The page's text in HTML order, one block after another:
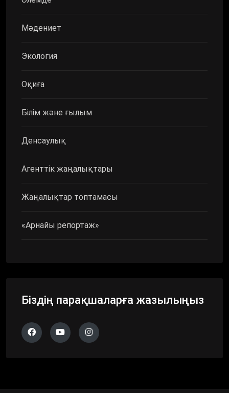
Мәдениет
Экология
Оқиға
Білім және ғылым
Денсаулық
Агенттік жаңалықтары
Жаңалықтар топтамасы
«Арнайы репортаж»
Біздің парақшаларға жазылыңыз